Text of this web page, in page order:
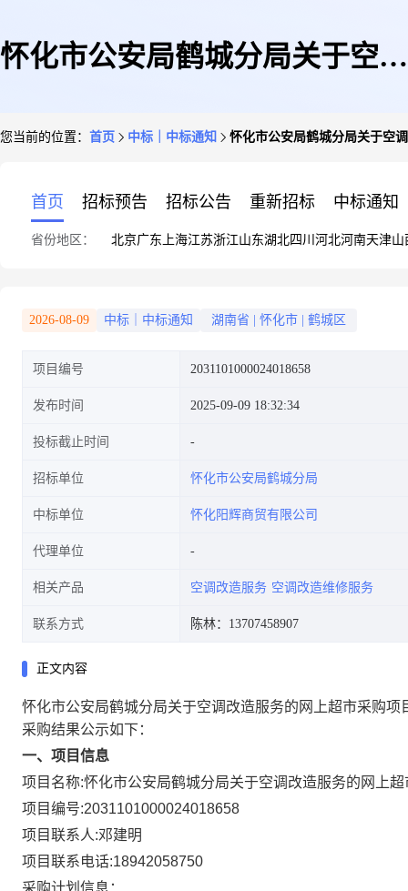
怀化市公安局鹤城分局关于空调
您当前的位置： 首页 中标｜中标通知 怀化市公安局鹤城分局关于空
首页 招标预告 招标公告 重新招标 中标通知
省份地区： 北京广东 上海江苏浙江山东湖北四川 河北河南天津山
2026-08-09 中标｜中标通知 湖南省 怀化市 鹤城区
项目编号 2031101000024018658
发布时间 2025-09-09 18:32:34
投标截止时间
招标单位 怀化市公安局鹤城分局
中标单位 怀化阳辉商贸有限公司
代理单位
相关产品 空调改造服务 空调改造维修服务
联系方式 陈林：13707458907
正文内容
怀化市公安局鹤城分局关于空调改造服务的网上超市采购项
采购结果公示如下：
一、项目信息
项目名称:怀化市公安局鹤城分局关于空调改造服务的网上
项目编号:2031101000024018658
项目联系人:邓建明
项目联系电话:18942058750
采购计划信息：